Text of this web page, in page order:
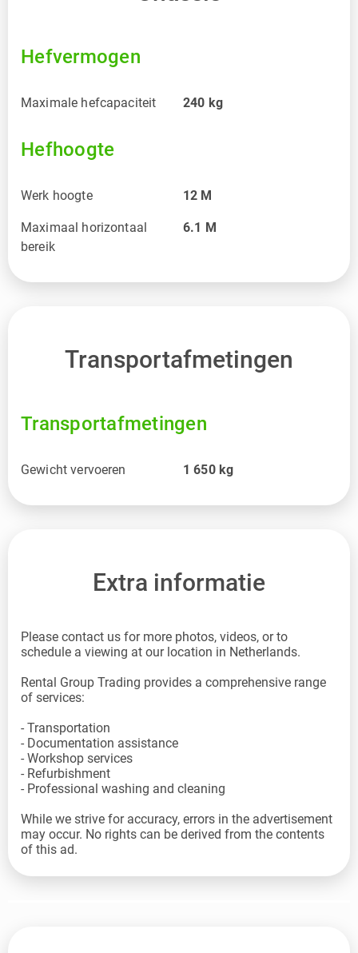
Hefvermogen
Maximale hefcapaciteit 240 kg
Hefhoogte
Werk hoogte 12 M
Maximaal horizontaal
bereik
6.1 M
Transportafmetingen
Transportafmetingen
Gewicht vervoeren 1 650 kg
Extra informatie
Please contact us for more photos, videos, or to
schedule a viewing at our location in Netherlands.
Rental Group Trading provides a comprehensive range
of services:
- Transportation
- Documentation assistance
- Workshop services
- Refurbishment
- Professional washing and cleaning
While we strive for accuracy, errors in the advertisement
may occur. No rights can be derived from the contents
of this ad.